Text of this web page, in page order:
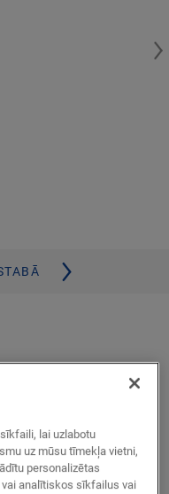
telpās
lai uzlabotu
uz mūsu tīmekļa vietni,
personalizētas
analītiskos sīkfailus vai